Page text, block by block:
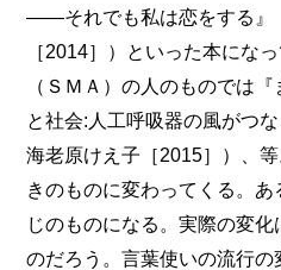
――それでも私は恋をする』
［2014］）といった本にな
（ＳＭＡ）の人のものでは
と社会:人工呼吸器の風がつ
海老原けえ子［2015］）、
きのものに変わってくる。
じのものになる。実際の変
のだろう。言葉使いの流行